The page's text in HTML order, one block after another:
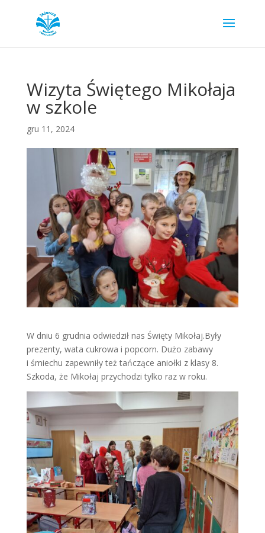
Wizyta Świętego Mikołaja
w szkole
gru 11, 2024
W dniu 6 grudnia odwiedził nas Święty Mikołaj.Były
prezenty, wata cukrowa i popcorn. Dużo zabawy
i śmiechu zapewniły też tańczące aniołki z klasy 8.
Szkoda, że Mikołaj przychodzi tylko raz w roku.